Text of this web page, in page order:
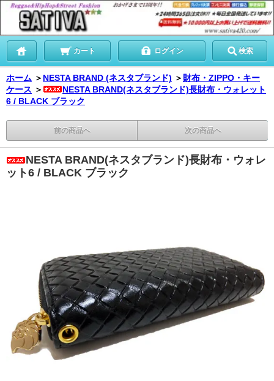
カート ログイン 検索
ホーム ＞ NESTA BRAND (ネスタブランド) ＞ 財布・ZIPPO・キー
ケース ＞
NESTA BRAND(ネスタブランド)長財布・ウォレット
6 / BLACK ブラック
前の商品へ 次の商品へ
NESTA BRAND(ネスタブランド)長財布・ウォレ
ット6 / BLACK ブラック